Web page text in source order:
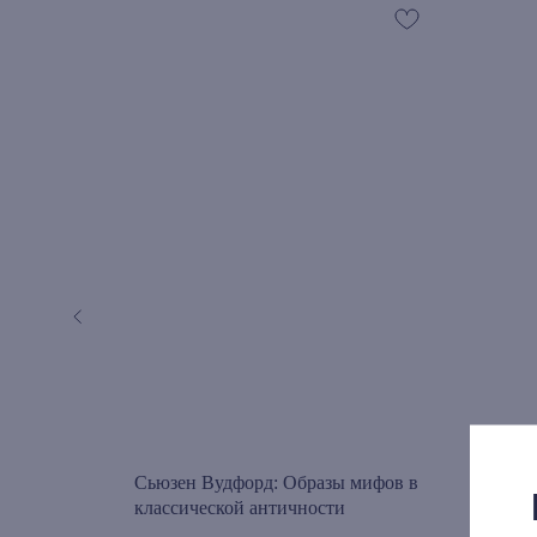
Сьюзен Вудфорд: Образы мифов в
классической античности
4.